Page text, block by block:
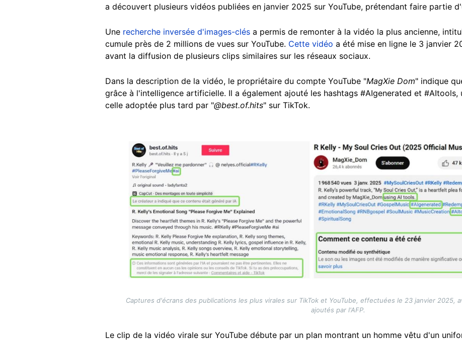
a découvert plusieurs vidéos publiées en janvier 2025 sur YouTube, prétendant faire partie
Une recherche inversée d'images-clés a permis de remonter à la vidéo la plus ancienne,
cumule près de 2 millions de vues sur YouTube. Cette vidéo a été mise en ligne le 3 janvier
avant la diffusion de plusieurs clips similaires sur les réseaux sociaux.
Dans la description de la vidéo, le propriétaire du compte YouTube "MagXie Dom" indique
grâce à l'intelligence artificielle. Il a également ajouté les hashtags #AIgenerated et #AItools,
celle adoptée plus tard par "@best.of.hits" sur TikTok.
Captures d'écrans des publications les plus virales sur TikTok et YouTube, effectuées le 23 janvier 2025,
ajoutés par l'AFP.
Le clip de la vidéo virale sur YouTube débute par un plan montrant un homme vêtu d'un